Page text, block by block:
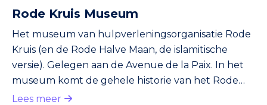
Rode Kruis Museum
Het museum van hulpverleningsorganisatie Rode
Kruis (en de Rode Halve Maan, de islamitische
versie). Gelegen aan de Avenue de la Paix. In het
museum komt de gehele historie van het Rode
Kruis aan bod. Deze gaat terug tot 1863. Toen
Lees meer